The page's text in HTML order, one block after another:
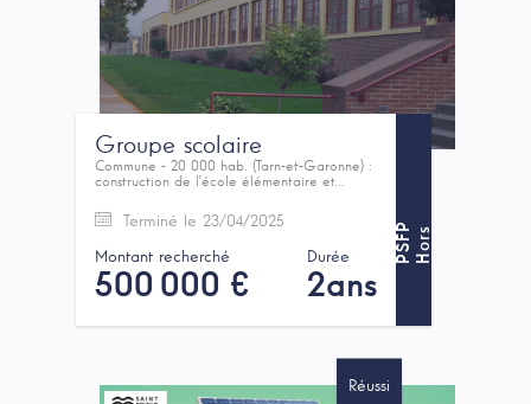
Groupe scolaire
Commune - 20 000 hab. (Tarn-et-Garonne) :
construction de l'école élémentaire et...
Terminé le 23/04/2025
Montant recherché
500 000 €
Durée
2ans
H
o
r
s
P
S
F
P
Réussi